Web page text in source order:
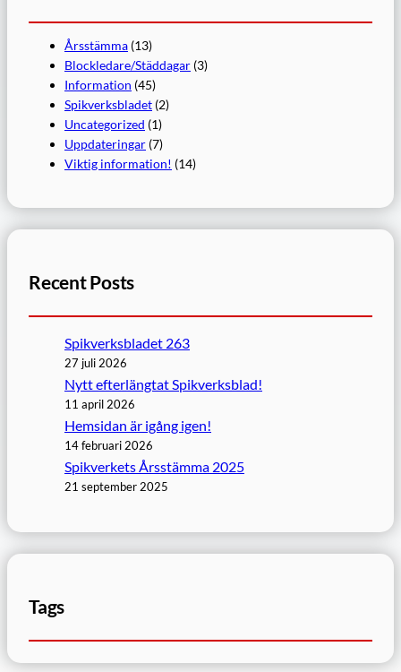
Årsstämma (13)
Blockledare/Städdagar (3)
Information (45)
Spikverksbladet (2)
Uncategorized (1)
Uppdateringar (7)
Viktig information! (14)
Recent Posts
Spikverksbladet 263
27 juli 2026
Nytt efterlängtat Spikverksblad!
11 april 2026
Hemsidan är igång igen!
14 februari 2026
Spikverkets Årsstämma 2025
21 september 2025
Tags